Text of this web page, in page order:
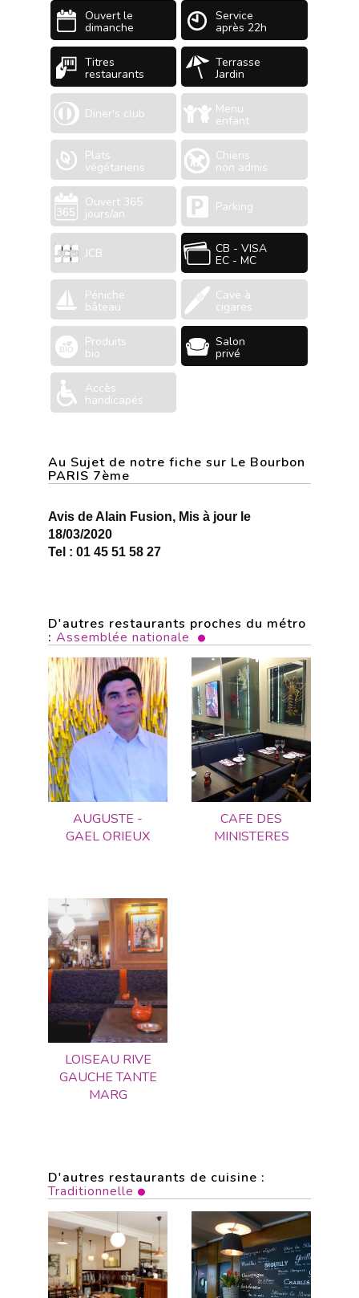
Ouvert le
dimanche
Service
après 22h
Titres
restaurants
Terrasse
Jardin
Diner's club Menu
enfant
Plats
végétariens
Chiens
non admis
Ouvert 365
jours/an Parking
JCB CB - VISA
EC - MC
Péniche
bâteau
Cave à
cigares
Produits
bio
Salon
privé
Accès
handicapés
Au Sujet de notre fiche sur Le Bourbon
PARIS 7ème
Avis de Alain Fusion, Mis à jour le
18/03/2020
Tel : 01 45 51 58 27
D'autres restaurants proches du métro
: Assemblée nationale
AUGUSTE -
GAEL ORIEUX
CAFE DES
MINISTERES
LOISEAU RIVE
GAUCHE TANTE
MARG
D'autres restaurants de cuisine :
Traditionnelle